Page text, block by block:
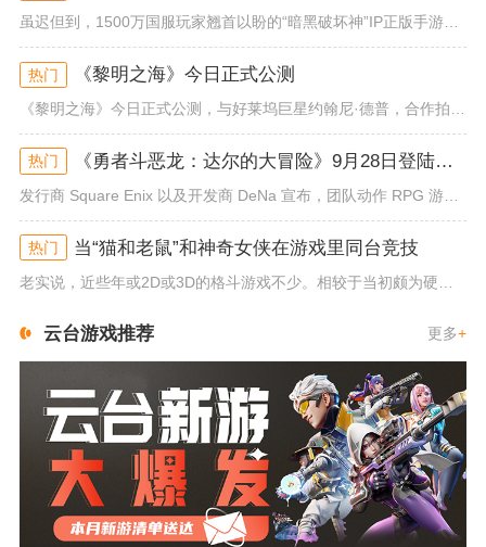
虽迟但到，1500万国服玩家翘首以盼的“暗黑破坏神”IP正版手游《暗黑破坏神：不朽》已于今日全平台上线！动作RPG王者再...
热门 《黎明之海》今日正式公测
热门 《勇者斗恶龙：达尔的大冒险》9月28日登陆苹果谷歌应用商店
发行商 Square Enix 以及开发商 DeNa 宣布，团队动作 RPG 游戏《勇者斗恶龙：达尔的大冒险 魂之绊》将...
热门 当“猫和老鼠”和神奇女侠在游戏里同台竞技
云台游戏推荐 更多+